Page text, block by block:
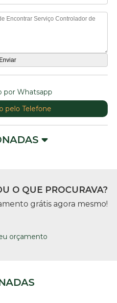
por Whatsapp
pelo Telefone
O QUE PROCURAVA?
grátis agora mesmo!
orçamento